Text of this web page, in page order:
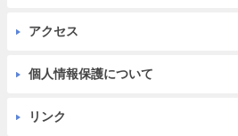
アクセス
個人情報保護について
リンク